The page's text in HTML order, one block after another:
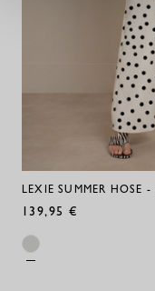
LEXIE SUMMER HOSE
139,95 €